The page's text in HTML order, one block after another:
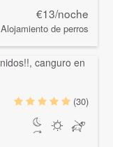
€13/noche
Alojamiento de perros
(30)